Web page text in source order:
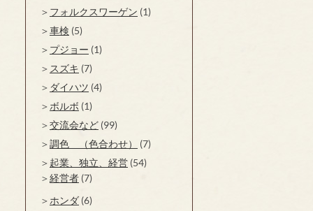
フォルクスワーゲン (1)
車検 (5)
プジョー (1)
スズキ (7)
ダイハツ (4)
ボルボ (1)
交流会など (99)
調色 （色合わせ）
(7)
起業、独立、経営 (54)
経営者 (7)
ホンダ (6)